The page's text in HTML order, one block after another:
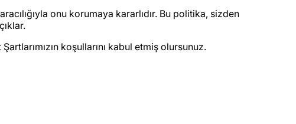
onu korumaya kararlıdır. Bu politika, sizden
koşullarını kabul etmiş olursunuz.